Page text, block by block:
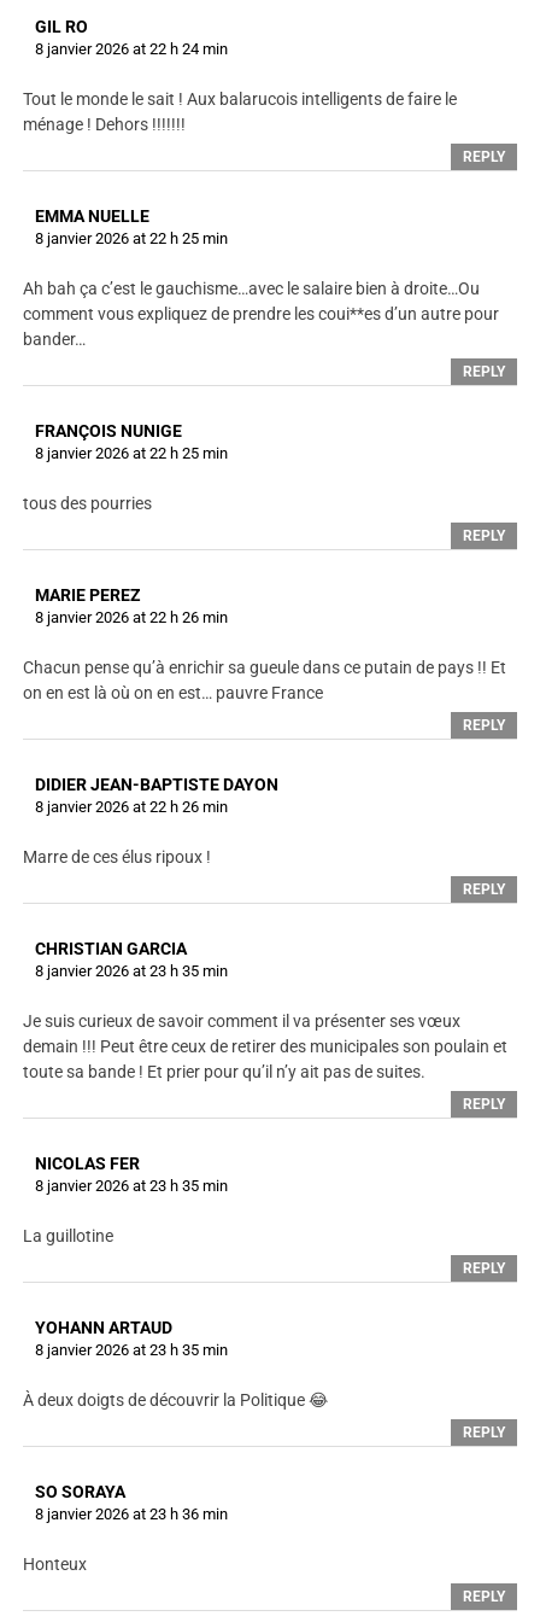
GIL RO
8 janvier 2026 at 22 h 24 min
Tout le monde le sait ! Aux balarucois intelligents de faire le
ménage ! Dehors !!!!!!!
REPLY
EMMA NUELLE
8 janvier 2026 at 22 h 25 min
Ah bah ça c’est le gauchisme…avec le salaire bien à droite…Ou
comment vous expliquez de prendre les coui**es d’un autre pour
bander…
REPLY
FRANÇOIS NUNIGE
8 janvier 2026 at 22 h 25 min
tous des pourries
REPLY
MARIE PEREZ
8 janvier 2026 at 22 h 26 min
Chacun pense qu’à enrichir sa gueule dans ce putain de pays !! Et
on en est là où on en est… pauvre France
REPLY
DIDIER JEAN-BAPTISTE DAYON
8 janvier 2026 at 22 h 26 min
Marre de ces élus ripoux !
REPLY
CHRISTIAN GARCIA
8 janvier 2026 at 23 h 35 min
Je suis curieux de savoir comment il va présenter ses vœux
demain !!! Peut être ceux de retirer des municipales son poulain et
toute sa bande ! Et prier pour qu’il n’y ait pas de suites.
REPLY
NICOLAS FER
8 janvier 2026 at 23 h 35 min
La guillotine
REPLY
YOHANN ARTAUD
8 janvier 2026 at 23 h 35 min
À deux doigts de découvrir la Politique 😂
REPLY
SO SORAYA
8 janvier 2026 at 23 h 36 min
Honteux
REPLY